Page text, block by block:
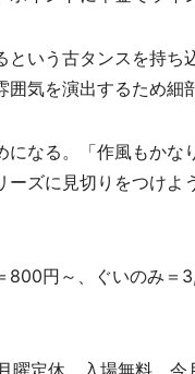
いう古タンスを持ち
気を演出するため細
なる。「作風もかな
ズに見切りをつけよ
円～、ぐいのみ＝
定休。入場無料。今